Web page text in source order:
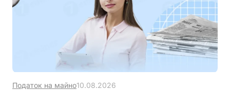
Податок на майно10.08.2026